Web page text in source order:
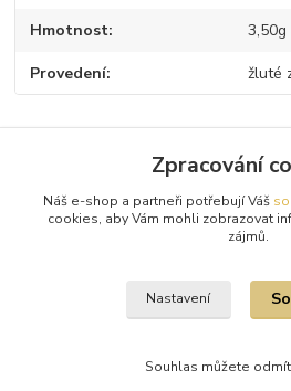
Hmotnost 3,50g
Provedení žluté
Zboží zařazeno v kategoriích
Zlaté řetízky a náhrdelníky
Zpracování
Náš e-shop a partneři potřebují Váš
cookies, aby Vám mohli zobrazovat
zájmů.
Nastavení
Souhlas můžete